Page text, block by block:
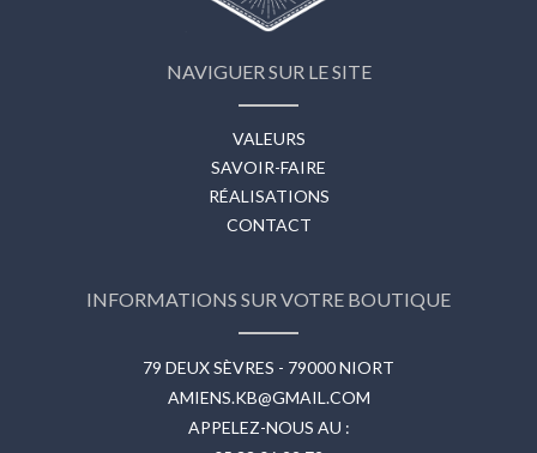
NAVIGUER SUR LE SITE
VALEURS
SAVOIR-FAIRE
RÉALISATIONS
CONTACT
INFORMATIONS SUR VOTRE BOUTIQUE
79 DEUX SÈVRES - 79000 NIORT
AMIENS.KB@GMAIL.COM
APPELEZ-NOUS AU :